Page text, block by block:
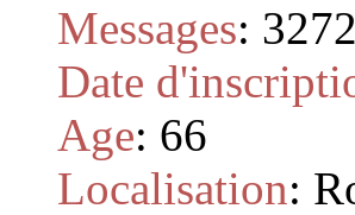
Messages: 3272
Date
Age: 66
Localisation: